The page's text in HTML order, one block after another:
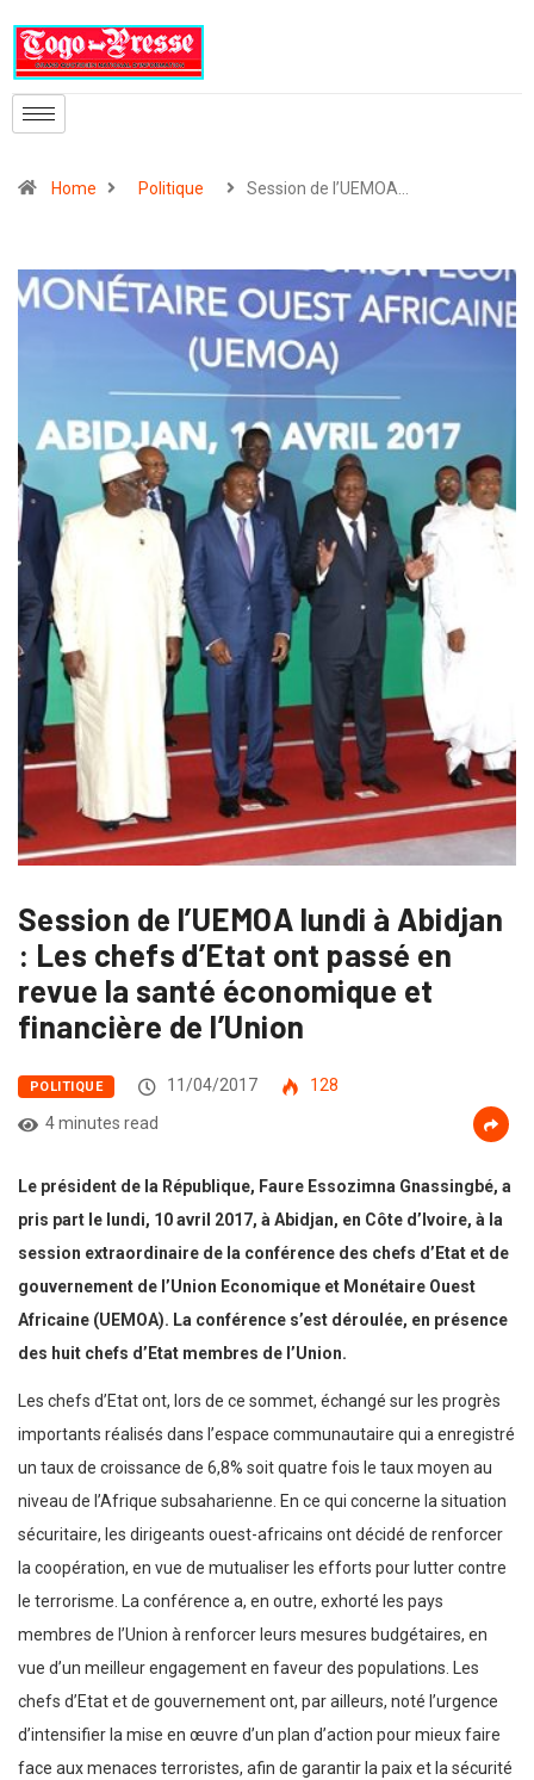
Home Politique Session de l’UEMOA…
Session de l’UEMOA lundi à Abidjan
: Les chefs d’Etat ont passé en
revue la santé économique et
financière de l’Union
POLITIQUE 11/04/2017
128
4 minutes read
Le président de la République, Faure Essozimna Gnassingbé, a
pris part le lundi, 10 avril 2017, à Abidjan, en Côte d’Ivoire, à la
session extraordinaire de la conférence des chefs d’Etat et de
gouvernement de l’Union Economique et Monétaire Ouest
Africaine (UEMOA). La conférence s’est déroulée, en présence
des huit chefs d’Etat membres de l’Union.
Les chefs d’Etat ont, lors de ce sommet, échangé sur les progrès
importants réalisés dans l’espace communautaire qui a enregistré
un taux de croissance de 6,8% soit quatre fois le taux moyen au
niveau de l’Afrique subsaharienne. En ce qui concerne la situation
sécuritaire, les dirigeants ouest-africains ont décidé de renforcer
la coopération, en vue de mutualiser les efforts pour lutter contre
le terrorisme. La conférence a, en outre, exhorté les pays
membres de l’Union à renforcer leurs mesures budgétaires, en
vue d’un meilleur engagement en faveur des populations. Les
chefs d’Etat et de gouvernement ont, par ailleurs, noté l’urgence
d’intensifier la mise en œuvre d’un plan d’action pour mieux faire
face aux menaces terroristes, afin de garantir la paix et la sécurité